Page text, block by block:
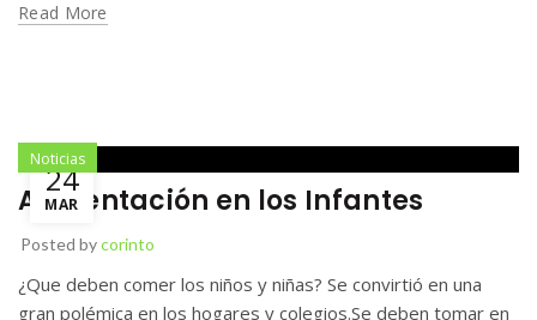
Read More
24
MAR
Noticias
Alimentación en los Infantes
Posted bycorinto
¿Que deben comer los niños y niñas? Se convirtió en una
gran polémica en los hogares y colegios.Se deben tomar en